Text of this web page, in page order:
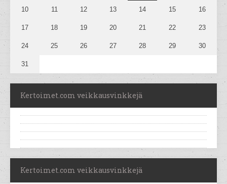
10 11 12 13 14 15 16
17 18 19 20 21 22 23
24 25 26 27 28 29 30
31
Kertoimet.com veikkausvinkkejä
Kertoimet.com veikkausvinkkejä